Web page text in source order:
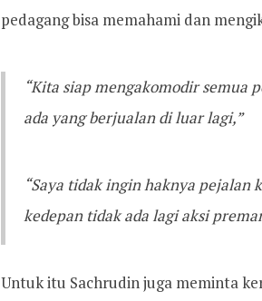
pedagang bisa memahami dan
“Kita siap mengakomodir semua
ada yang berjualan di luar lagi,”
“Saya tidak ingin haknya pejalan
kedepan tidak ada lagi aksi
Untuk itu Sachrudin juga meminta